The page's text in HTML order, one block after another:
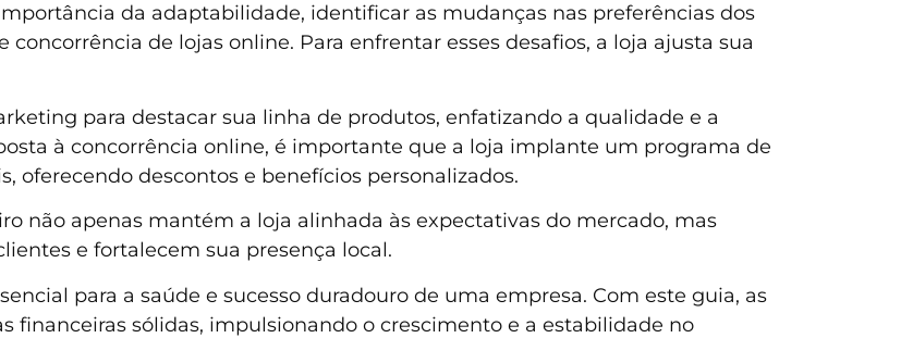
da adaptabilidade, identificar as mudanças nas preferências dos
de lojas online. Para enfrentar esses desafios, a loja ajusta sua
para destacar sua linha de produtos, enfatizando a qualidade e a
à concorrência online, é importante que a loja implante um programa de
oferecendo descontos e benefícios personalizados.
não apenas mantém a loja alinhada às expectativas do mercado, mas
e fortalecem sua presença local.
para a saúde e sucesso duradouro de uma empresa. Com este guia, as
financeiras sólidas, impulsionando o crescimento e a estabilidade no